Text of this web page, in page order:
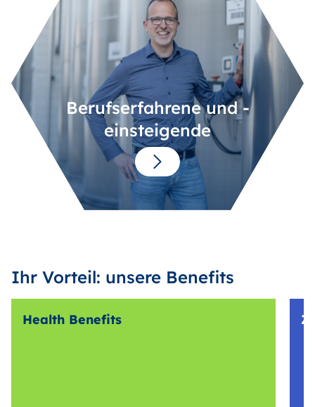
Berufserfahrene und -
einsteigende
Ihr Vorteil: unsere Benefits
Health Benefits